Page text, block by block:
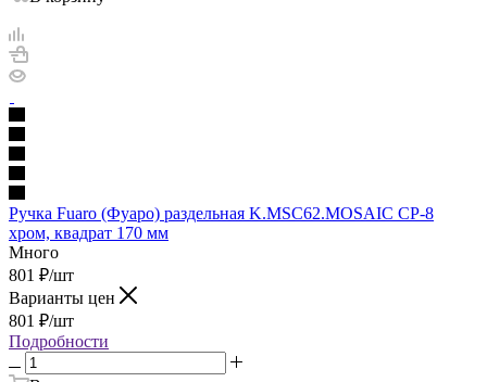
Ручка Fuaro (Фуаро) раздельная K.MSC62.MOSAIC CP-8
хром, квадрат 170 мм
Много
801 ₽/шт
Варианты цен
801 ₽/шт
Подробности